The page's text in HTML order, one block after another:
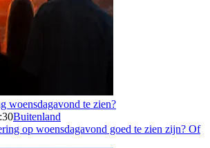
woensdagavond te zien?
Buitenland
op woensdagavond goed te zien zijn? Of